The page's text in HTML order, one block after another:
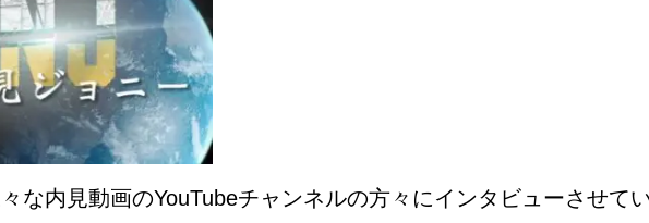
な内見動画のYouTubeチャンネルの方々にインタビューさせて